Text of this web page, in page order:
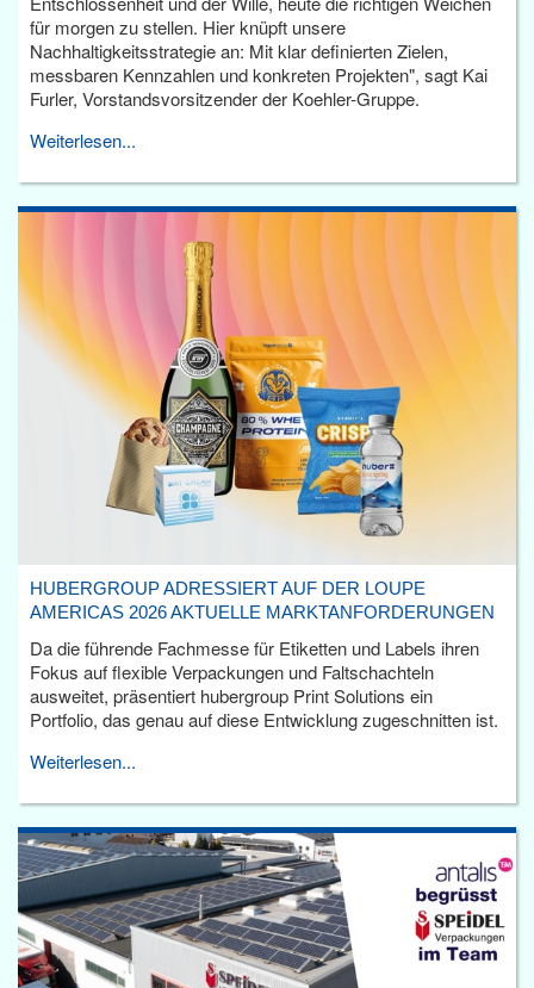
für morgen zu stellen. Hier knüpft unsere
Nachhaltigkeitsstrategie an: Mit klar definierten Zielen,
messbaren Kennzahlen und konkreten Projekten", sagt Kai
Furler, Vorstandsvorsitzender der Koehler-Gruppe.
Weiterlesen...
HUBERGROUP ADRESSIERT AUF DER LOUPE
AMERICAS 2026 AKTUELLE MARKTANFORDERUNGEN
Da die führende Fachmesse für Etiketten und Labels ihren
Fokus auf flexible Verpackungen und Faltschachteln
ausweitet, präsentiert hubergroup Print Solutions ein
Portfolio, das genau auf diese Entwicklung zugeschnitten ist.
Weiterlesen...